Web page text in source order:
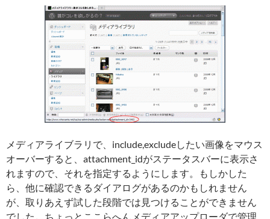
メディアライブラリで、include,excludeしたい画像をマウス
オーバーすると、attachment_idがステータスバーに表示さ
れますので、それを指定するようにします。もしかした
ら、他に確認できるダイアログがあるのかもしれません
が、取りあえず試した段階では見つけることができません
でした。ちょっとここらへんメディアアップローダで管理